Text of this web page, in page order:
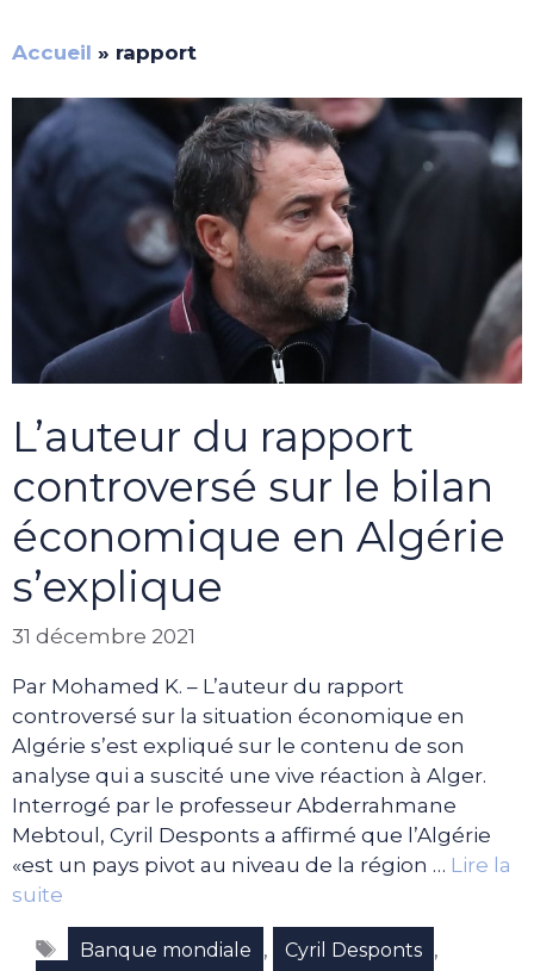
Accueil » rapport
L’auteur du rapport
controversé sur le bilan
économique en Algérie
s’explique
31 décembre 2021
Par Mohamed K. – L’auteur du rapport
controversé sur la situation économique en
Algérie s’est expliqué sur le contenu de son
analyse qui a suscité une vive réaction à Alger.
Interrogé par le professeur Abderrahmane
Mebtoul, Cyril Desponts a affirmé que l’Algérie
«est un pays pivot au niveau de la région … Lire la
suite
Étiquettes
Banque mondiale , Cyril Desponts ,